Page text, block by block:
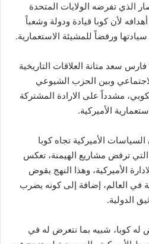
الذي تفرضه الولايات المتحدة
لأن كوبا قيادة ودولة وشعباً
ورفضاً للمشيئة الاستعمارية.
سعد متانة العلاقات التاريخية
وبين الحزب الشيوعي
مشدداً على الارادة المشتركة
الأميركية.
الأميركية تجاه كوبا
التي ترفض مشاريع الهيمنة، تعكس
الأميركية، وهذا النهج يقوض
في العالم، إضافة إلى كونه يضرب
الدولية.
له كوبا، شبيه بما نتعرض له في